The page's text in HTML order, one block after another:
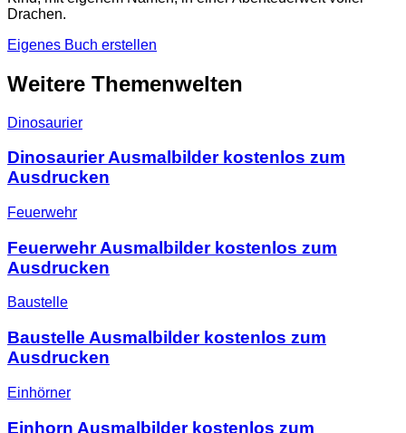
Drachen.
Eigenes Buch erstellen
Weitere Themenwelten
Dinosaurier
Dinosaurier Ausmalbilder kostenlos zum
Ausdrucken
Feuerwehr
Feuerwehr Ausmalbilder kostenlos zum
Ausdrucken
Baustelle
Baustelle Ausmalbilder kostenlos zum
Ausdrucken
Einhörner
Einhorn Ausmalbilder kostenlos zum